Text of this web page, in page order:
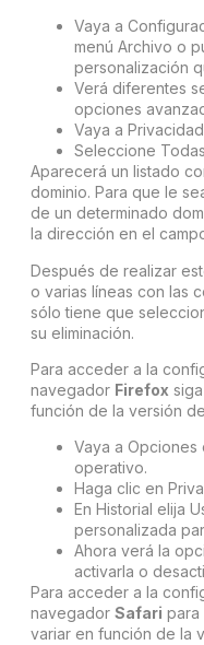
Vaya a
menú Archivo o
personalización
Verá diferentes
opciones
Vaya a
Seleccione
Aparecerá un listado
dominio. Para que le
de un determinado
la dirección en el
Después de realizar
o varias líneas con las
sólo tiene que
su eliminación.
Para acceder a la
navegador Firefox
función de la versión
Vaya a Opciones
operativo.
Haga clic en
En Historial elija
personalizada
Ahora verá la
activarla o
Para acceder a la
navegador Safari para
variar en función de la